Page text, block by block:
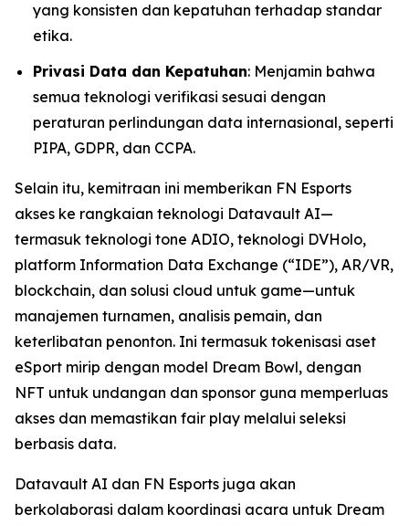
yang konsisten dan kepatuhan terhadap standar
etika.
Privasi Data dan Kepatuhan: Menjamin bahwa
semua teknologi verifikasi sesuai dengan
peraturan perlindungan data internasional, seperti
PIPA, GDPR, dan CCPA.
Selain itu, kemitraan ini memberikan FN Esports
akses ke rangkaian teknologi Datavault AI—
termasuk teknologi tone ADIO, teknologi DVHolo,
platform Information Data Exchange (“IDE”), AR/VR,
blockchain, dan solusi cloud untuk game—untuk
manajemen turnamen, analisis pemain, dan
keterlibatan penonton. Ini termasuk tokenisasi aset
eSport mirip dengan model Dream Bowl, dengan
NFT untuk undangan dan sponsor guna memperluas
akses dan memastikan fair play melalui seleksi
berbasis data.
Datavault AI dan FN Esports juga akan
berkolaborasi dalam koordinasi acara untuk Dream